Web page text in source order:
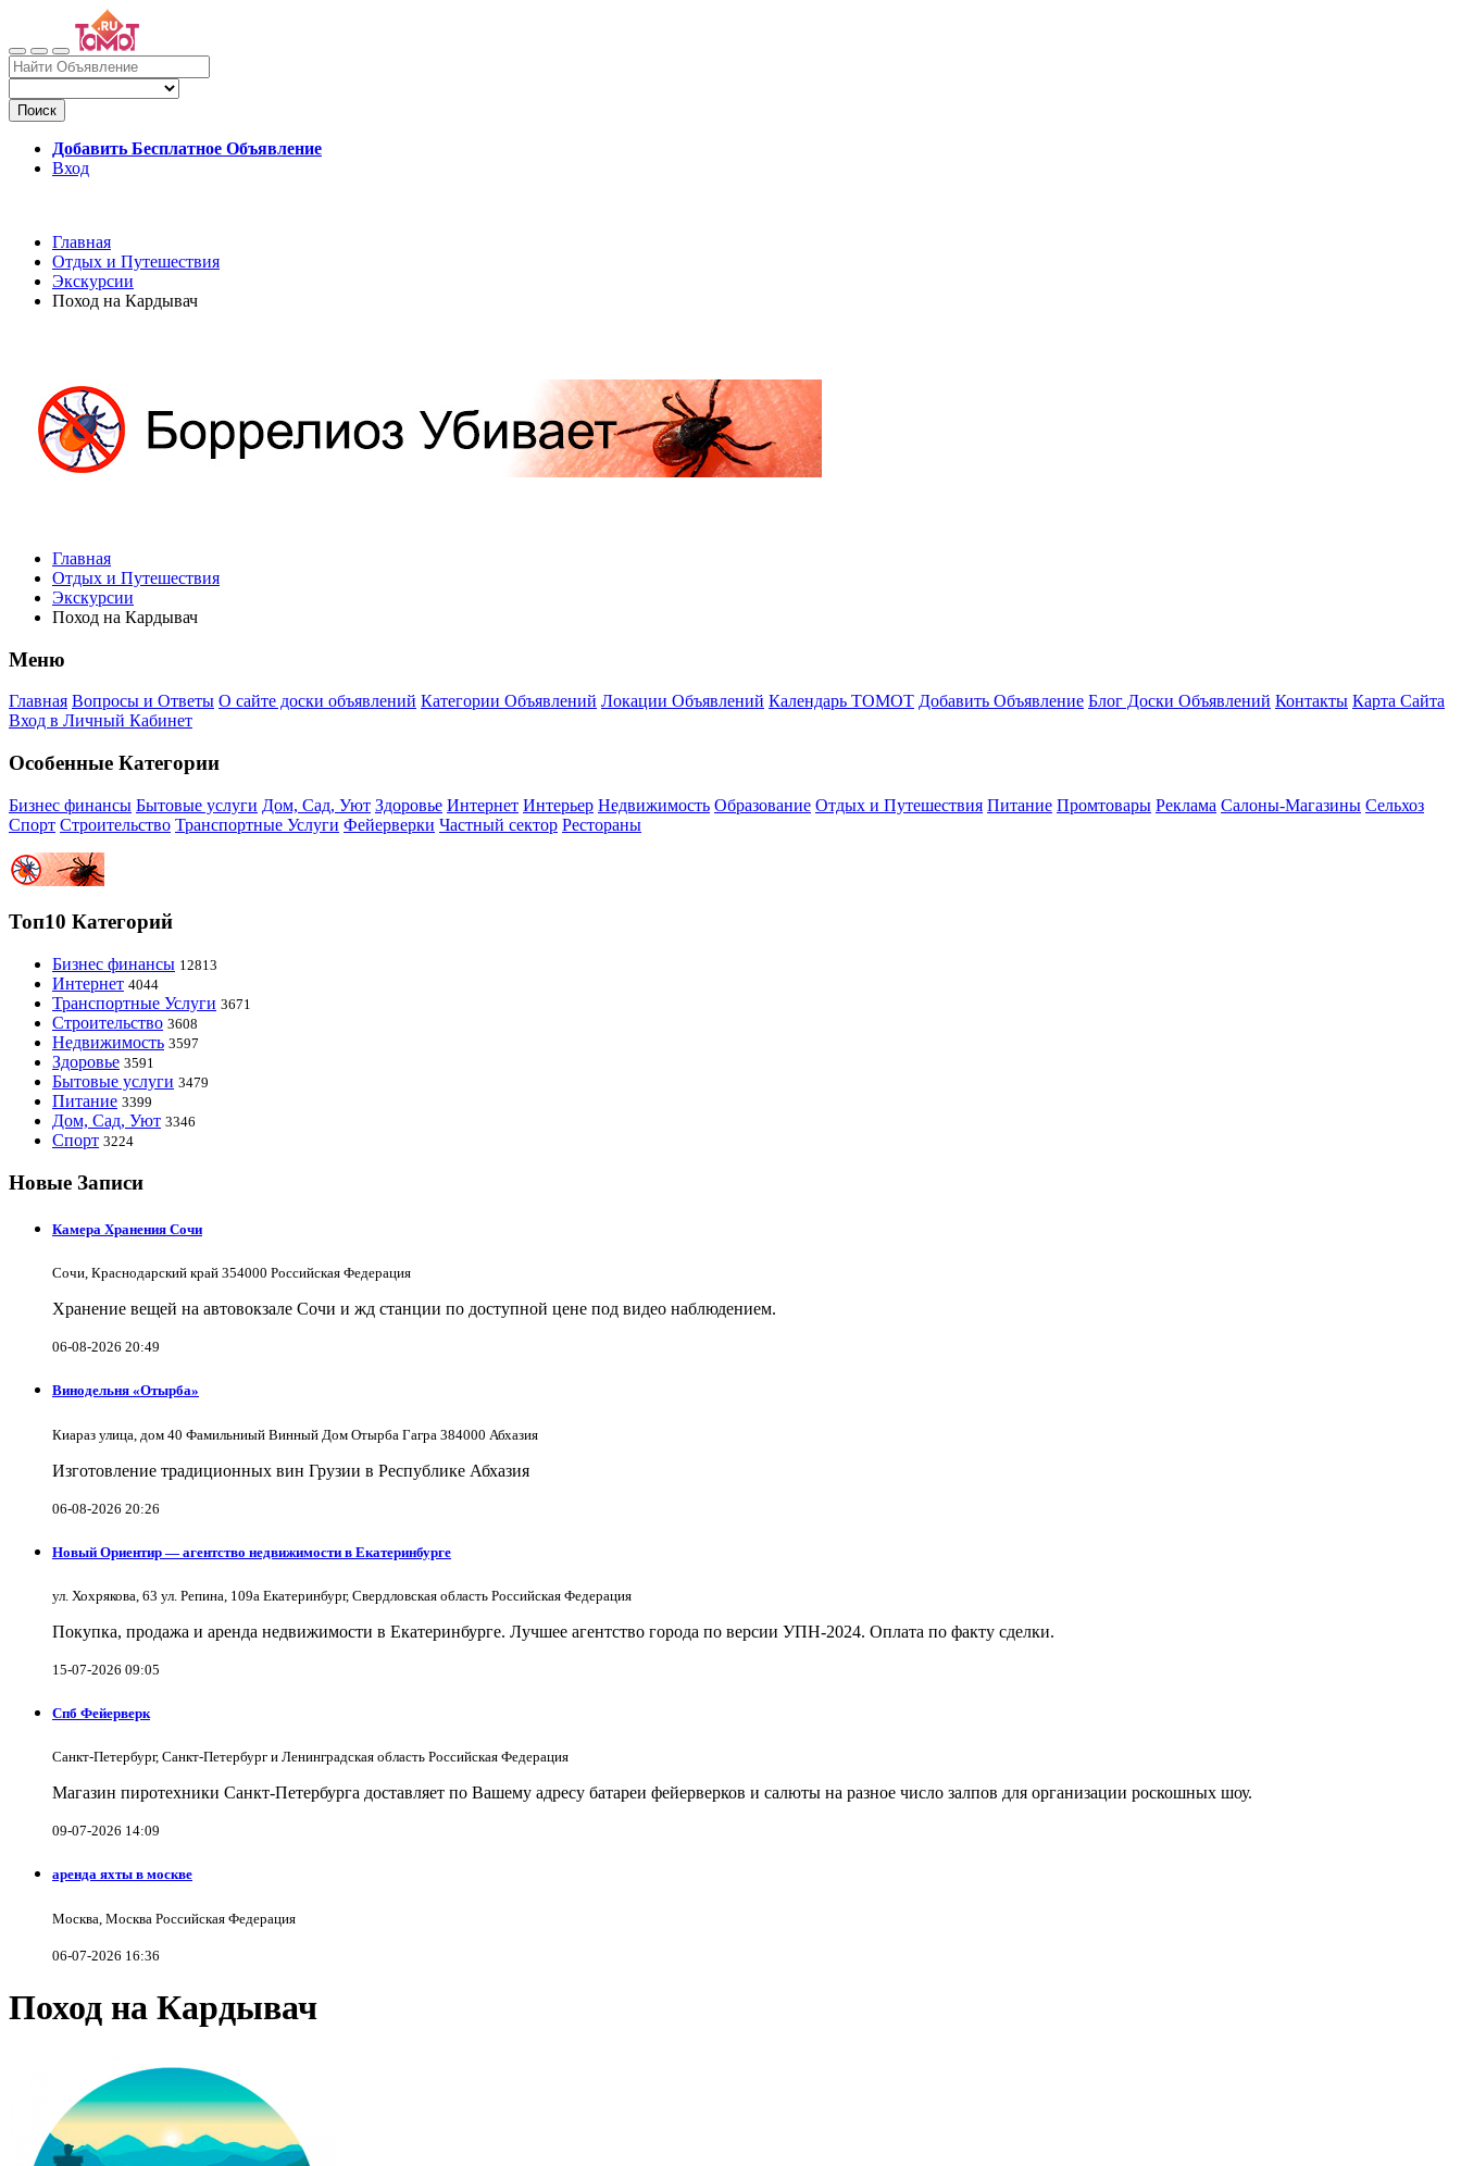
Поиск
Добавить Бесплатное Объявление
Вход
Главная
Отдых и Путешествия
Экскурсии
Поход на Кардывач
Главная
Отдых и Путешествия
Экскурсии
Поход на Кардывач
Меню
Главная Вопросы и Ответы О сайте доски объявлений Категории Объявлений Локации Объявлений Календарь ТОМОТ Добавить Объявление Блог Доски Объявлений Контакты Карта Сайта
Вход в Личный Кабинет
Особенные Категории
Бизнес финансы Бытовые услуги Дом, Сад, Уют Здоровье Интернет Интерьер Недвижимость Образование Отдых и Путешествия Питание Промтовары Реклама Салоны-Магазины Сельхоз
Спорт Строительство Транспортные Услуги Фейерверки Частный сектор Рестораны
Топ10 Категорий
Бизнес финансы 12813
Интернет 4044
Транспортные Услуги 3671
Строительство 3608
Недвижимость 3597
Здоровье 3591
Бытовые услуги 3479
Питание 3399
Дом, Сад, Уют 3346
Спорт 3224
Новые Записи
Камера Хранения Сочи
Сочи, Краснодарский край 354000 Российская Федерация
Хранение вещей на автовокзале Сочи и жд станции по доступной цене под видео наблюдением.
06-08-2026 20:49
Винодельня «Отырба»
Киараз улица, дом 40 Фамильниый Винный Дом Отырба Гагра 384000 Абхазия
Изготовление традиционных вин Грузии в Республике Абхазия
06-08-2026 20:26
Новый Ориентир — агентство недвижимости в Екатеринбурге
ул. Хохрякова, 63 ул. Репина, 109a Екатеринбург, Свердловская область Российская Федерация
Покупка, продажа и аренда недвижимости в Екатеринбурге. Лучшее агентство города по версии УПН-2024. Оплата по факту сделки.
15-07-2026 09:05
Спб Фейерверк
Санкт-Петербург, Санкт-Петербург и Ленинградская область Российская Федерация
Магазин пиротехники Санкт-Петербурга доставляет по Вашему адресу батареи фейерверков и салюты на разное число залпов для организации роскошных шоу.
09-07-2026 14:09
аренда яхты в москве
Москва, Москва Российская Федерация
06-07-2026 16:36
Поход на Кардывач